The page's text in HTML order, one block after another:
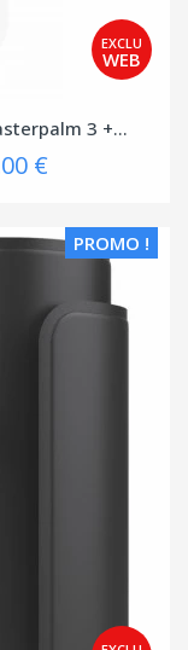
(1
3 +...
€
PROMO !